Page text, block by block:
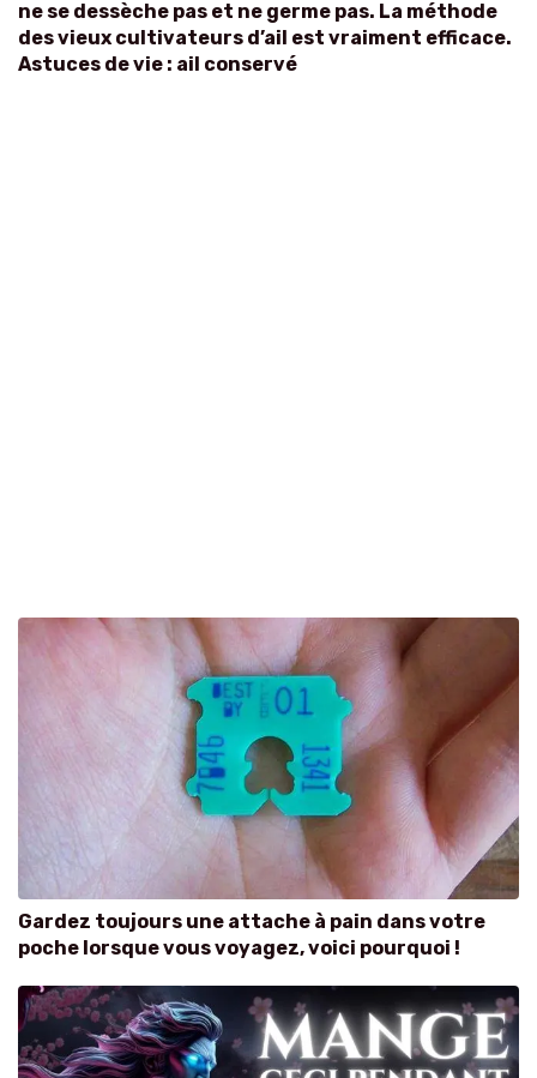
ne se dessèche pas et ne germe pas. La méthode
des vieux cultivateurs d’ail est vraiment efficace.
Astuces de vie : ail conservé
Gardez toujours une attache à pain dans votre
poche lorsque vous voyagez, voici pourquoi !